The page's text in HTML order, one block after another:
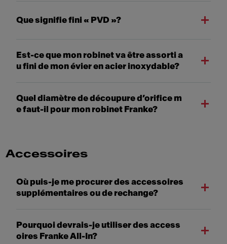
Que signifie fini « PVD »?
Est-ce que mon robinet va être assorti a
u fini de mon évier en acier inoxydable?
Quel diamètre de découpure d’orifice m
e faut-il pour mon robinet Franke?
Accessoires
Où puis-je me procurer des accessoires
supplémentaires ou de rechange?
Pourquoi devrais-je utiliser des access
oires Franke All-In?